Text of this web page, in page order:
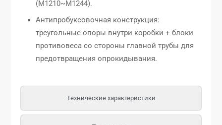
Технические характеристики
(M1210~M1244).
Антипробуксовочная конструкция:
треугольные опоры внутри коробки + блоки
противовеса со стороны главной трубы для
предотвращения опрокидывания.